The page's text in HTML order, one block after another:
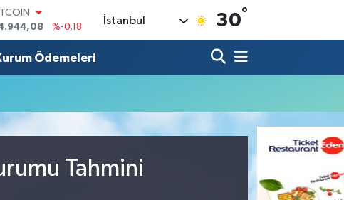
%-0.18
%0.18
%0.38
ALTIN
%-14
İstanbul 30°
Ödemeleri
Tahmini